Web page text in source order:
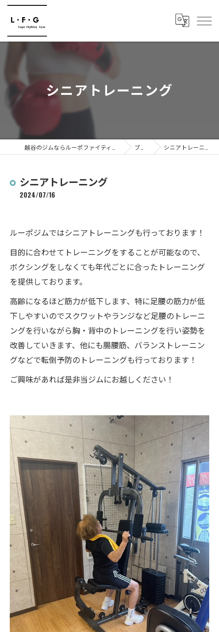
シニアトレーニング
ブログ シニアトレーニング
シニアトレーニング
2024/07/16
ルーポジムではシニアトレーニングも行っております！
目的に合わせてトレーニングをすることが可能なので、
ボクシングをしなくても年代ごとに合ったトレーニング
を提供しております。
高齢になるほど筋力が低下します、特に足腰の筋力が低
下しやすいのでスクワットやランジなど足腰のトレーニ
ングを行いながら胸・背中のトレーニングを行い姿勢を
改善していきます、他にも腸腰筋、バランストレーニン
グなどで転倒予防のトレーニングも行っております！
ご興味があれば是非当ジムにお越しください！